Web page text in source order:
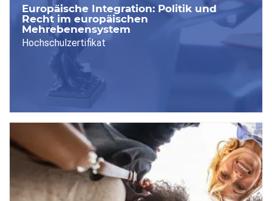
Europäische Integration: Politik und
Recht im europäischen
Mehrebenensystem
Hochschulzertifikat